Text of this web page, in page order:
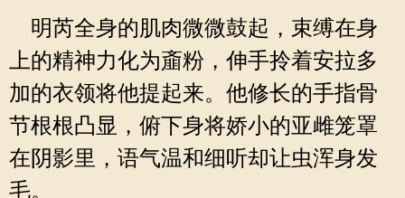
明芮全身的肌肉微微鼓起，束缚在身
上的精神力化为齑粉，伸手拎着安拉多
加的衣领将他提起来。他修长的手指骨
节根根凸显，俯下身将娇小的亚雌笼罩
在阴影里，语气温和细听却让虫浑身发
毛。